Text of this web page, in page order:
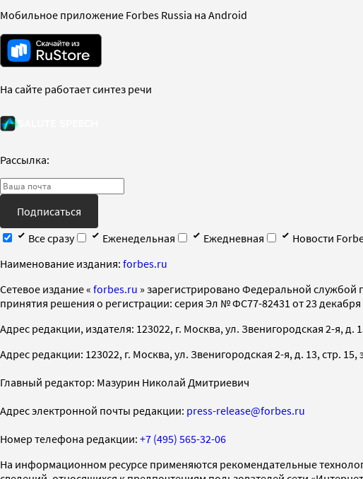
Мобильное приложение Forbes Russia на Android
На сайте работает синтез речи
Рассылка:
Подписаться
Все сразу
Еженедельная Ежедневная
Новости
Наименование издания: forbes.ru
Cетевое издание « forbes.ru » зарегистрировано Федеральной
принятия решения о регистрации: серия Эл № ФС77-82431 от 23 декабря
Адрес редакции, издателя: 123022, г. Москва, ул. Звенигородская 2-я, д.
Адрес редакции: 123022, г. Москва, ул. Звенигородская 2-я, д. 13, стр. 15,
Главный редактор: Мазурин Николай Дмитриевич
Адрес электронной почты редакции: press-release@forbes.ru
Номер телефона редакции: +7 (495) 565-32-06
На информационном ресурсе применяются рекомендательные